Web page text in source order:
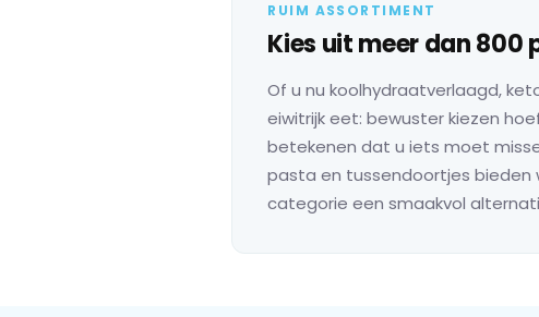
RUIM ASSORTIMENT
Kies uit meer dan 800
Of u nu koolhydraatverlaagd,
eiwitrijk eet: bewuster kiezen
betekenen dat u iets moet
pasta en tussendoortjes bieden
categorie een smaakvol